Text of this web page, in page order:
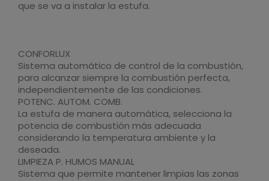
que se va a instalar la estufa.
CONFORLUX
Sistema automático de control de la combustión,
para alcanzar siempre la combustión perfecta,
independientemente de las condiciones.
POTENC. AUTOM. COMB.
La estufa de manera automática, selecciona la
potencia de combustión más adecuada
considerando la temperatura ambiente y la
deseada.
LIMPIEZA P. HUMOS MANUAL
Sistema que permite mantener limpias las zonas